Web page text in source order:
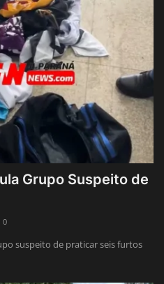
Grupo Suspeito de
0
suspeito de praticar seis furtos